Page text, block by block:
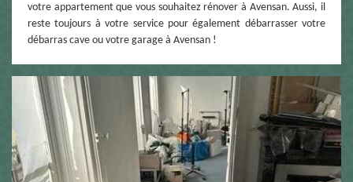
votre appartement que vous souhaitez rénover à Avensan. Aussi, il
reste toujours à votre service pour également débarrasser votre
débarras cave ou votre garage à Avensan !